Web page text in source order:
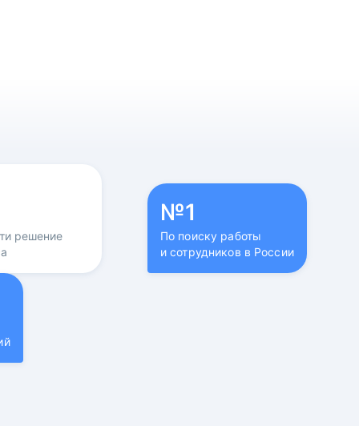
решение
№1
По поиску работы
и сотрудников в России